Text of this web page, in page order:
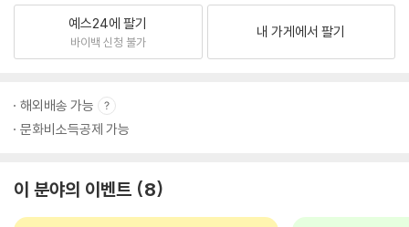
예스24에 팔기
바이백 신청 불가
내 가게에서 팔기
해외배송 가능
문화비소득공제 가능
이 분야의 이벤트 8